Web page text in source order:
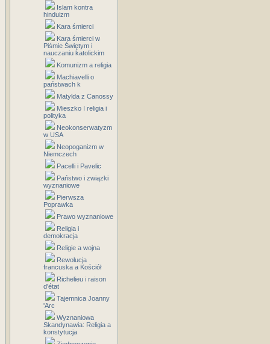
Islam kontra
hinduizm
Kara śmierci
Kara śmierci w
Piśmie Świętym i
nauczaniu katolickim
Komunizm a religia
Machiavelli o
państwach k
Matylda z Canossy
Mieszko I religia i
polityka
Neokonserwatyzm
w USA
Neopoganizm w
Niemczech
Pacelli i Pavelic
Państwo i związki
wyznaniowe
Pierwsza
Poprawka
Prawo wyznaniowe
Religia i
demokracja
Religie a wojna
Rewolucja
francuska a Kościół
Richelieu i raison
d'état
Tajemnica Joanny
'Arc
Wyznaniowa
Skandynawia: Religia a
konstytucja